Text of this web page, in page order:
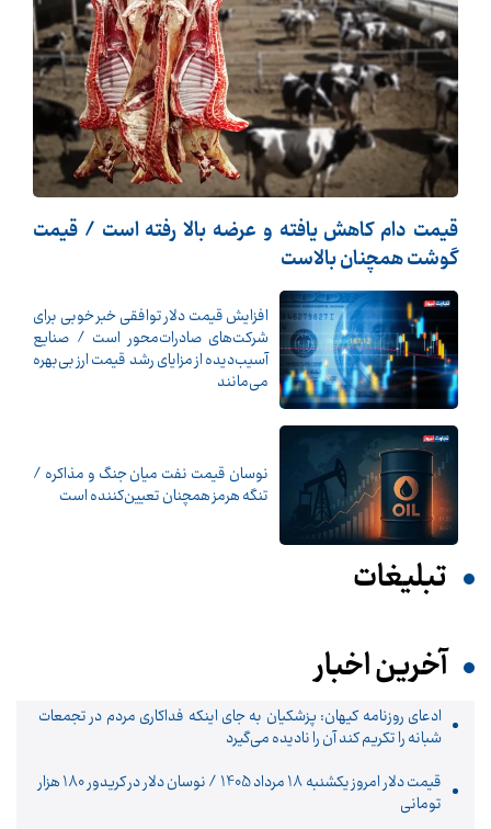
قیمت دام کاهش یافته و عرضه بالا رفته است / قیمت
گوشت همچنان بالاست
افزایش قیمت دلار توافقی خبر خوبی برای
شرکت‌های صادرات‌محور است / صنایع
آسیب‌دیده از مزایای رشد قیمت ارز بی‌بهره
می‌مانند
نوسان قیمت نفت میان جنگ و مذاکره /
تنگه هرمز همچنان تعیین‌کننده است
تبلیغات
آخرین اخبار
ادعای روزنامه کیهان: پزشکیان به جای اینکه فداکاری مردم در تجمعات
شبانه را تکریم کند آن را نادیده می‌گیرد
قیمت دلار امروز یکشنبه 18 مرداد 1405 / نوسان دلار در کریدور 180 هزار
تومانی